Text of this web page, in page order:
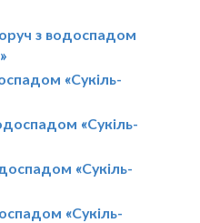
з водоспадом
«Сукіль-
«Сукіль-
«Сукіль-
«Сукіль-